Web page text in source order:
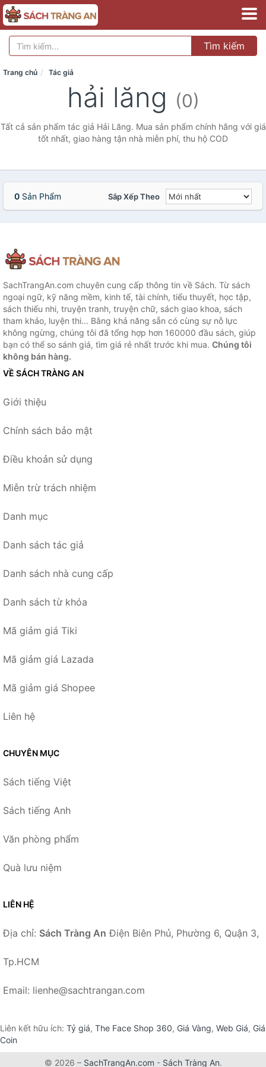
Tìm kiếm
Trang chủ Tác giả
hải lăng (0)
Tất cả sản phẩm tác giả Hải Lăng. Mua sản phẩm chính hãng với giá
tốt nhất, giao hàng tận nhà miễn phí, thu hộ COD
0 Sản Phẩm Sắp Xếp Theo
SachTrangAn.com chuyên cung cấp thông tin về Sách. Từ sách
ngoại ngữ, kỹ năng mềm, kinh tế, tài chính, tiểu thuyết, học tập,
sách thiếu nhi, truyện tranh, truyện chữ, sách giao khoa, sách
tham khảo, luyện thi... Bằng khả năng sẵn có cùng sự nỗ lực
không ngừng, chúng tôi đã tổng hợp hơn 160000 đầu sách, giúp
bạn có thể so sánh giá, tìm giá rẻ nhất trước khi mua. Chúng tôi
không bán hàng.
VỀ SÁCH TRÀNG AN
Giới thiệu
Chính sách bảo mật
Điều khoản sử dụng
Miễn trừ trách nhiệm
Danh mục
Danh sách tác giả
Danh sách nhà cung cấp
Danh sách từ khóa
Mã giảm giá Tiki
Mã giảm giá Lazada
Mã giảm giá Shopee
Liên hệ
CHUYÊN MỤC
Sách tiếng Việt
Sách tiếng Anh
Văn phòng phẩm
Quà lưu niệm
LIÊN HỆ
Địa chỉ: Sách Tràng An Điện Biên Phủ, Phường 6, Quận 3,
Tp.HCM
Email: lienhe@sachtrangan.com
Liên kết hữu ích: Tỷ giá, The Face Shop 360, Giá Vàng, Web Giá, Giá
Coin
© 2026 – SachTrangAn.com - Sách Tràng An.